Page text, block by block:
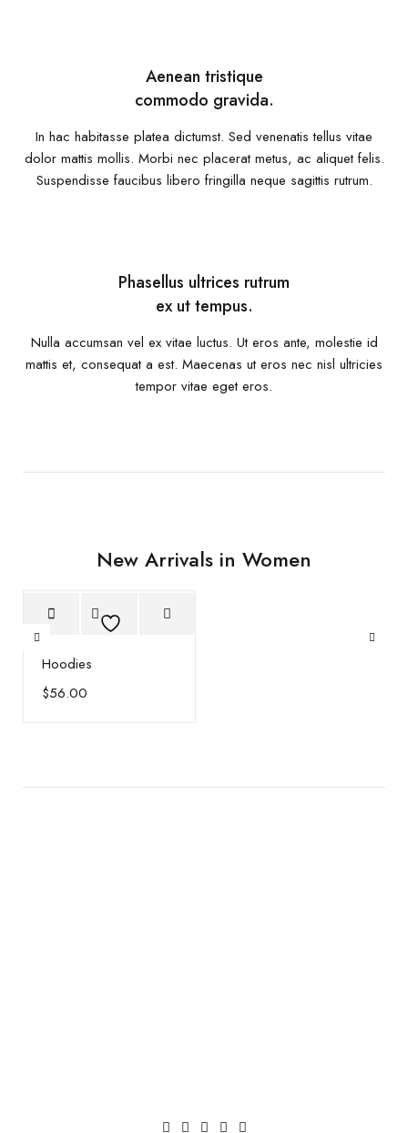
Aenean tristique
commodo gravida.
In hac habitasse platea dictumst. Sed venenatis tellus vitae
dolor mattis mollis. Morbi nec placerat metus, ac aliquet felis.
Suspendisse faucibus libero fringilla neque sagittis rutrum.
Phasellus ultrices rutrum
ex ut tempus.
Nulla accumsan vel ex vitae luctus. Ut eros ante, molestie id
mattis et, consequat a est. Maecenas ut eros nec nisl ultricies
tempor vitae eget eros.
New Arrivals in Women
Hoodies
$56.00